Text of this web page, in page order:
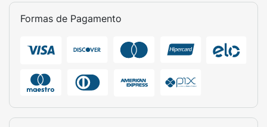
Formas de Pagamento